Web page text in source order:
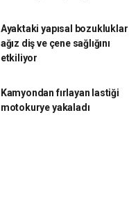
Ayaktaki yapısal bozukluklar
ağız diş ve çene sağlığını
etkiliyor
Kamyondan fırlayan lastiği
motokurye yakaladı